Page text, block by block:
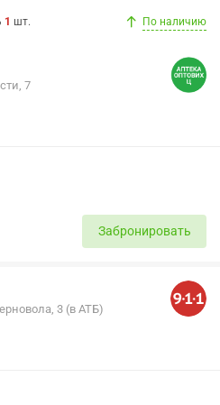
1 шт. По наличию
7
Забронировать
3 (в АТБ)